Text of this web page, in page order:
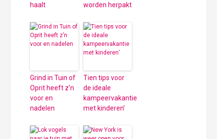
haalt
worden herpakt
Grind in Tuin of
Oprit heeft z’n
voor en
nadelen
Tien tips voor
de ideale
kampeervakantie
met kinderen’